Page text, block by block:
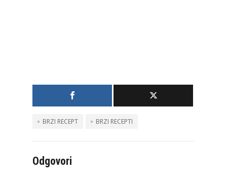
BRZI RECEPT BRZI RECEPTI
Odgovori